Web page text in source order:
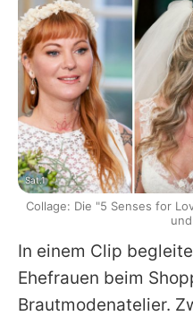
In einem Clip
Ehefrauen beim
Brautmodenatelier.
Sat.1
Collage: Die "5 Senses for